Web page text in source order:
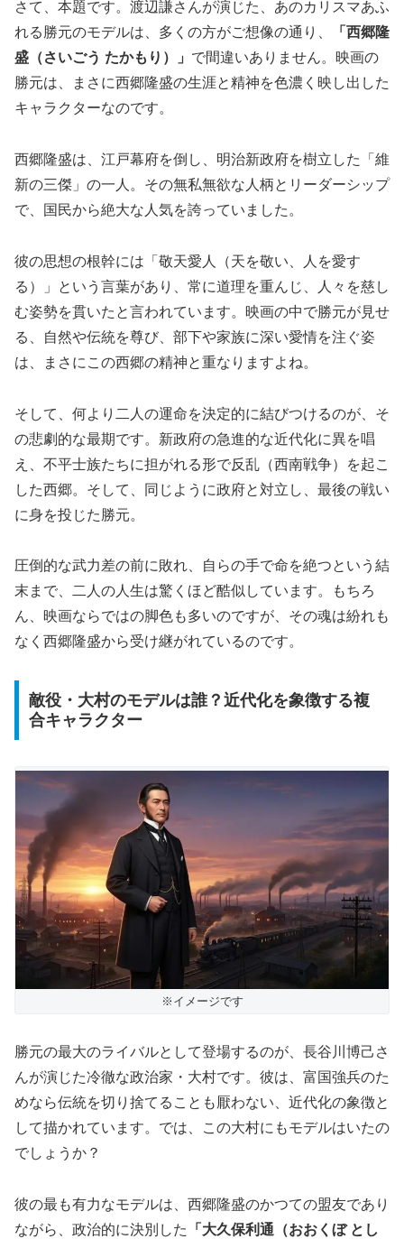
さて、本題です。渡辺謙さんが演じた、あのカリスマあふ
れる勝元のモデルは、多くの方がご想像の通り、
「西郷隆
盛（さいごう たかもり）」 で間違いありません。映画の
勝元は、まさに西郷隆盛の生涯と精神を色濃く映し出した
キャラクターなのです。
西郷隆盛は、江戸幕府を倒し、明治新政府を樹立した「維
新の三傑」の一人。その無私無欲な人柄とリーダーシップ
で、国民から絶大な人気を誇っていました。
彼の思想の根幹には「敬天愛人（天を敬い、人を愛す
る）」という言葉があり、常に道理を重んじ、人々を慈し
む姿勢を貫いたと言われています。映画の中で勝元が見せ
る、自然や伝統を尊び、部下や家族に深い愛情を注ぐ姿
は、まさにこの西郷の精神と重なりますよね。
そして、何より二人の運命を決定的に結びつけるのが、そ
の悲劇的な最期です。新政府の急進的な近代化に異を唱
え、不平士族たちに担がれる形で反乱（西南戦争）を起こ
した西郷。そして、同じように政府と対立し、最後の戦い
に身を投じた勝元。
圧倒的な武力差の前に敗れ、自らの手で命を絶つという結
末まで、二人の人生は驚くほど酷似しています。もちろ
ん、映画ならではの脚色も多いのですが、その魂は紛れも
なく西郷隆盛から受け継がれているのです。
敵役・大村のモデルは誰？近代化を象徴する複
合キャラクター
※イメージです
勝元の最大のライバルとして登場するのが、長谷川博己さ
んが演じた冷徹な政治家・大村です。彼は、富国強兵のた
めなら伝統を切り捨てることも厭わない、近代化の象徴と
して描かれています。では、この大村にもモデルはいたの
でしょうか？
彼の最も有力なモデルは、西郷隆盛のかつての盟友であり
ながら、政治的に決別した
「大久保利通（おおくぼ とし